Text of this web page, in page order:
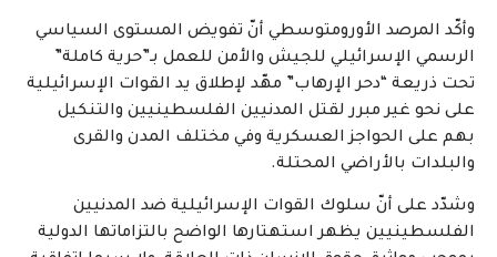
وأكّد المرصد الأورومتوسطي أنّ تفويض المستوى السياسي
الرسمي الإسرائيلي للجيش والأمن للعمل بـ”حرية كاملة”
تحت ذريعة “دحر الإرهاب” مهّد لإطلاق يد القوات الإسرائيلية
على نحو غير مبرر لقتل المدنيين الفلسطينيين والتنكيل
بهم على الحواجز العسكرية وفي مختلف المدن والقرى
والبلدات بالأراضي المحتلة.
وشدّد على أنّ سلوك القوات الإسرائيلية ضد المدنيين
الفلسطينيين يظهر استهتارها الواضح بالتزاماتها الدولية